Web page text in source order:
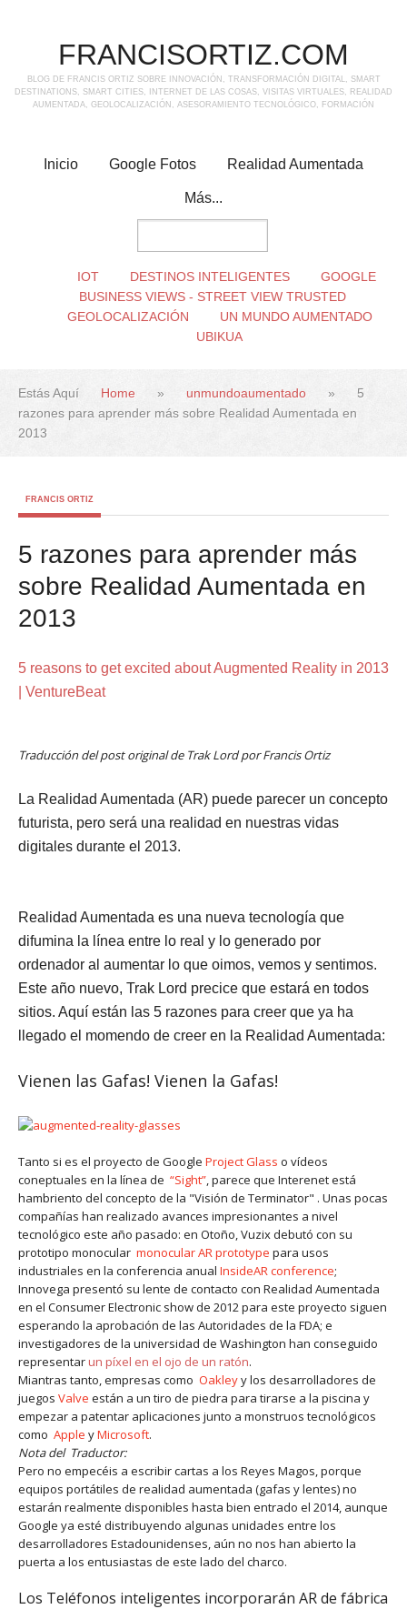
FRANCISORTIZ.COM
BLOG DE FRANCIS ORTIZ SOBRE INNOVACIÓN, TRANSFORMACIÓN DIGITAL, SMART
DESTINATIONS, SMART CITIES, INTERNET DE LAS COSAS, VISITAS VIRTUALES, REALIDAD
AUMENTADA, GEOLOCALIZACIÓN, ASESORAMIENTO TECNOLÓGICO, FORMACIÓN
Inicio Google Fotos Realidad Aumentada
Más...
IOT DESTINOS INTELIGENTES
GOOGLE
BUSINESS VIEWS - STREET VIEW TRUSTED
GEOLOCALIZACIÓN
UN MUNDO AUMENTADO
UBIKUA
Estás Aquí Home » unmundoaumentado »
5
razones para aprender más sobre Realidad Aumentada en
2013
FRANCIS ORTIZ
5 razones para aprender más
sobre Realidad Aumentada en
2013
5 reasons to get excited about Augmented Reality in 2013
| VentureBeat
Traducción del post original de Trak Lord por Francis Ortiz
La Realidad Aumentada (AR) puede parecer un concepto
futurista, pero será una realidad en nuestras vidas
digitales durante el 2013.
Realidad Aumentada es una nueva tecnología que
difumina la línea entre lo real y lo generado por
ordenador al aumentar lo que oimos, vemos y sentimos.
Este año nuevo, Trak Lord precice que estará en todos
sitios. Aquí están las 5 razones para creer que ya ha
llegado el momendo de creer en la Realidad Aumentada:
Vienen las Gafas! Vienen la Gafas!
Tanto si es el proyecto de Google Project Glass o vídeos
coneptuales en la línea de “Sight”, parece que Interenet está
hambriento del concepto de la "Visión de Terminator" . Unas pocas
compañías han realizado avances impresionantes a nivel
tecnológico este año pasado: en Otoño, Vuzix debutó con su
prototipo monocular monocular AR prototype para usos
industriales en la conferencia anual InsideAR conference;
Innovega presentó su lente de contacto con Realidad Aumentada
en el Consumer Electronic show de 2012 para este proyecto siguen
esperando la aprobación de las Autoridades de la FDA; e
investigadores de la universidad de Washington han conseguido
representarun píxel en el ojo de un ratón.
Miantras tanto, empresas como Oakleyy los desarrolladores de
juegos Valve están a un tiro de piedra para tirarse a la piscina y
empezar a patentar aplicaciones junto a monstruos tecnológicos
como Apple yMicrosoft.
Nota del Traductor:
Pero no empecéis a escribir cartas a los Reyes Magos, porque
equipos portátiles de realidad aumentada (gafas y lentes) no
estarán realmente disponibles hasta bien entrado el 2014, aunque
Google ya esté distribuyendo algunas unidades entre los
desarrolladores Estadounidenses, aún no nos han abierto la
puerta a los entusiastas de este lado del charco.
Los Teléfonos inteligentes incorporarán AR de fábrica